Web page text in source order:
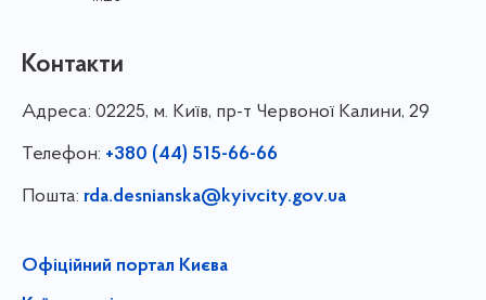
Контакти
Адреса: 02225, м. Київ, пр-т Червоної Калини, 29
Телефон: +380 (44) 515-66-66
Пошта: rda.desnianska@kyivcity.gov.ua
Офіційний портал Києва